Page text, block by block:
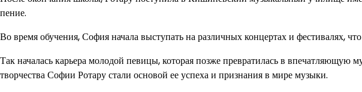
пение.
Во время обучения, София начала выступать на различных концертах и фестивалях,
Так началась карьера молодой певицы, которая позже превратилась в впечатляющую
творчества Софии Ротару стали основой ее успеха и признания в мире музыки.